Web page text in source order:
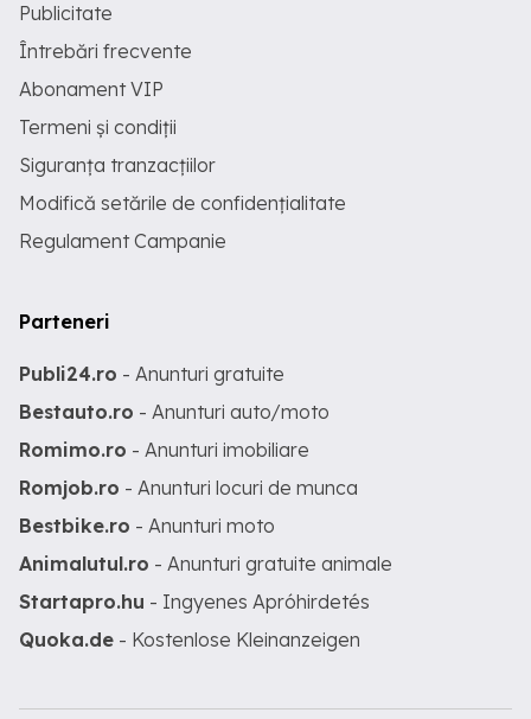
Publicitate
Întrebări frecvente
Abonament VIP
Termeni și condiții
Siguranța tranzacțiilor
Modifică setările de confidențialitate
Regulament Campanie
Parteneri
Publi24.ro - Anunturi gratuite
Bestauto.ro - Anunturi auto/moto
Romimo.ro - Anunturi imobiliare
Romjob.ro - Anunturi locuri de munca
Bestbike.ro - Anunturi moto
Animalutul.ro - Anunturi gratuite animale
Startapro.hu - Ingyenes Apróhirdetés
Quoka.de - Kostenlose Kleinanzeigen